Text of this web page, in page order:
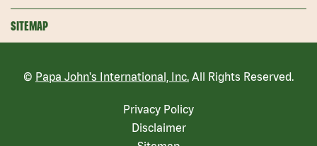
SITEMAP
© Papa John's International, Inc. All Rights Reserved.
Privacy Policy
Disclaimer